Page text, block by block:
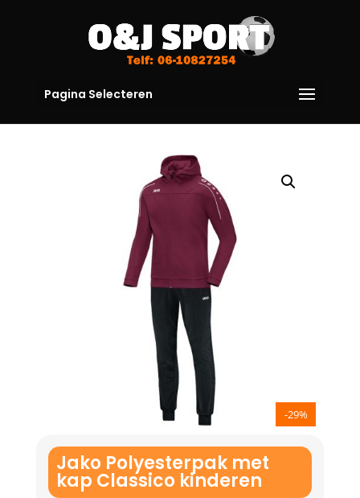
Pagina Selecteren
-29%
Jako Polyesterpak met
kap Classico kinderen